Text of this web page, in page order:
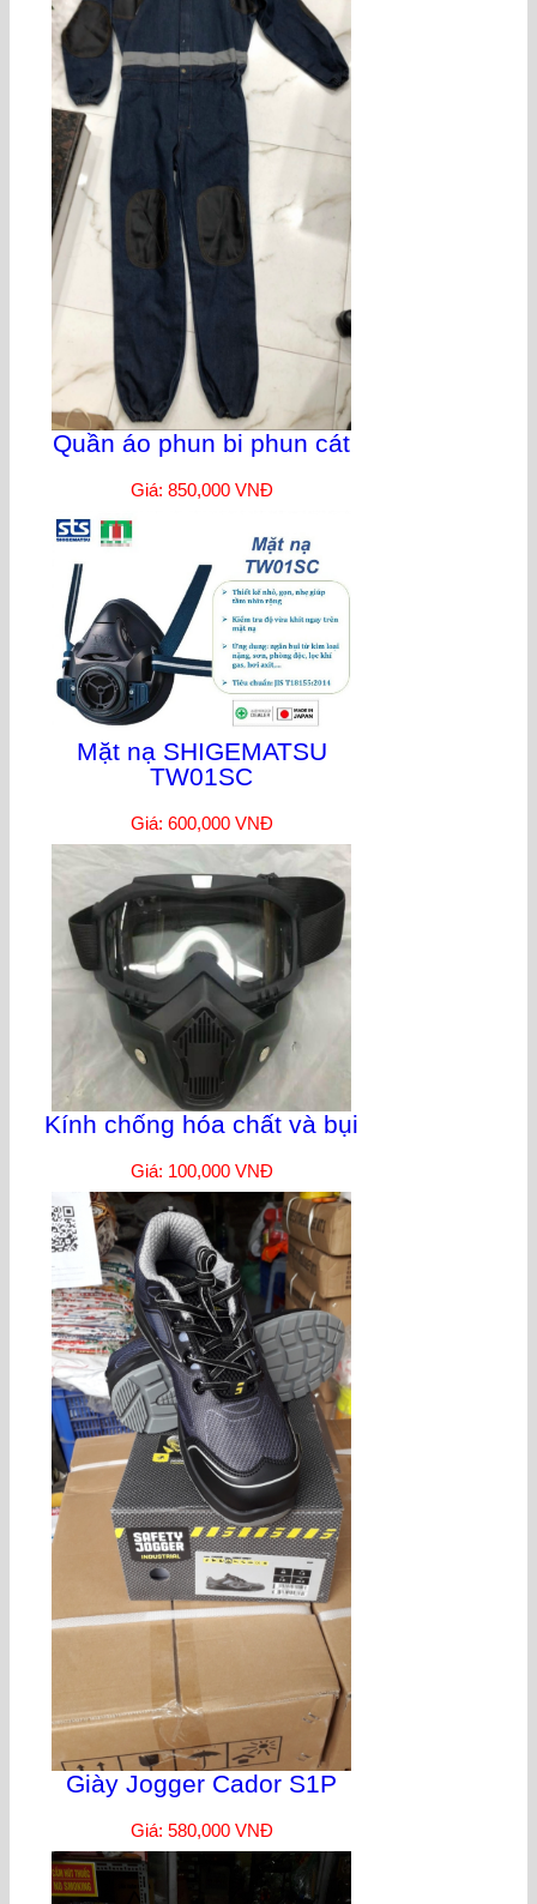
Quần áo phun bi phun cát
Giá: 850,000 VNĐ
Mặt nạ SHIGEMATSU
TW01SC
Giá: 600,000 VNĐ
Kính chống hóa chất và bụi
Giá: 100,000 VNĐ
Giày Jogger Cador S1P
Giá: 580,000 VNĐ